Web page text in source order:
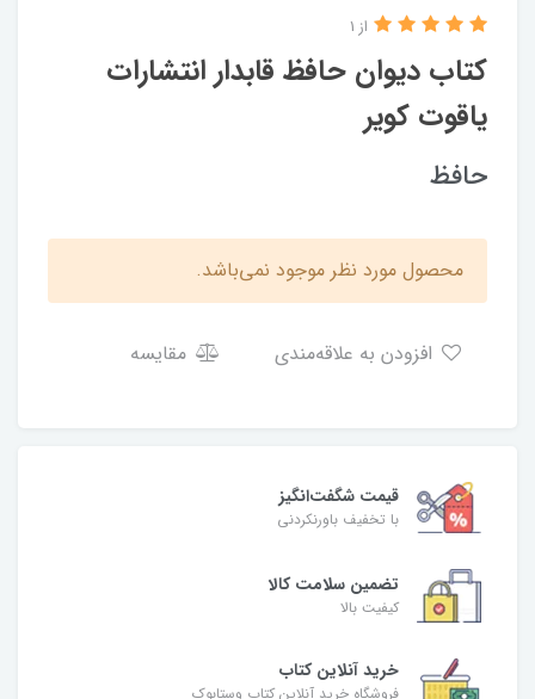
کتاب دیوان حافظ قابدار انتشارات
یاقوت کویر
از 1
حافظ
محصول مورد نظر موجود نمی‌باشد.
مقایسه
قیمت شگفت‌انگیز
با تخفیف باورنکردنی
تضمین سلامت کالا
کیفیت بالا
خرید آنلاین کتاب
فروشگاه خرید آنلاین کتاب وستابوک